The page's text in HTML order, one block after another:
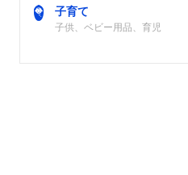
子育て
子供、ベビー用品、育児